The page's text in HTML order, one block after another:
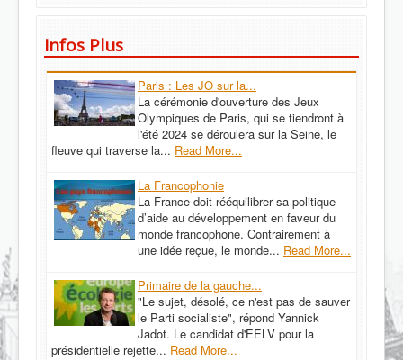
Infos Plus
Paris : Les JO sur la...
La cérémonie d'ouverture des Jeux
Olympiques de Paris, qui se tiendront à
l'été 2024 se déroulera sur la Seine, le
fleuve qui traverse la... Read More...
La Francophonie
La France doit rééquilibrer sa politique
d’aide au développement en faveur du
monde francophone. Contrairement à
une idée reçue, le monde... Read More...
Primaire de la gauche...
"Le sujet, désolé, ce n'est pas de sauver
le Parti socialiste", répond Yannick
Jadot. Le candidat d'EELV pour la
présidentielle rejette... Read More...